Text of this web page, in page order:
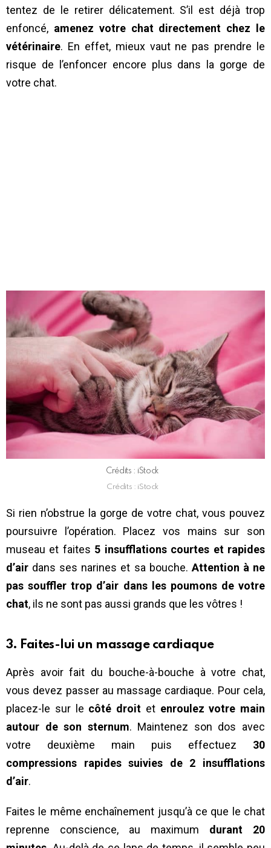
tentez de le retirer délicatement. S’il est déjà trop
enfoncé, amenez votre chat directement chez le
vétérinaire. En effet, mieux vaut ne pas prendre le
risque de l’enfoncer encore plus dans la gorge de
votre chat.
Crédits : iStock
Crédits : iStock
Si rien n’obstrue la gorge de votre chat, vous pouvez
poursuivre l’opération. Placez vos mains sur son
museau et faites 5 insufflations courtes et rapides
d’air dans ses narines et sa bouche. Attention à ne
pas souffler trop d’air dans les poumons de votre
chat, ils ne sont pas aussi grands que les vôtres !
3. Faites-lui un massage cardiaque
Après avoir fait du bouche-à-bouche à votre chat,
vous devez passer au massage cardiaque. Pour cela,
placez-le sur le côté droit et enroulez votre main
autour de son sternum. Maintenez son dos avec
votre deuxième main puis effectuez 30
compressions rapides suivies de 2 insufflations
d’air.
Faites le même enchaînement jusqu’à ce que le chat
reprenne conscience, au maximum durant 20